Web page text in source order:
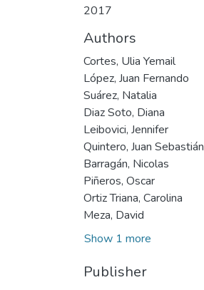
2017
Authors
Cortes, Ulia Yemail
López, Juan Fernando
Suárez, Natalia
Diaz Soto, Diana
Leibovici, Jennifer
Quintero, Juan Sebastián
Barragán, Nicolas
Piñeros, Oscar
Ortiz Triana, Carolina
Meza, David
Show 1 more
Publisher